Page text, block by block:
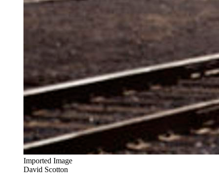
Imported Image
David Scotton